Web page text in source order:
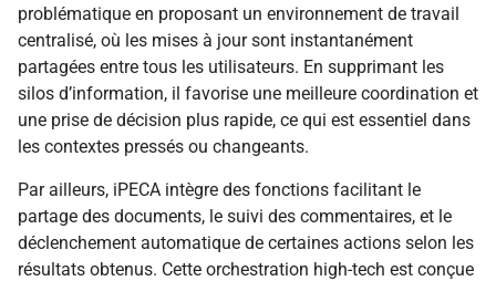
problématique en proposant un environnement de travail
centralisé, où les mises à jour sont instantanément
partagées entre tous les utilisateurs. En supprimant les
silos d’information, il favorise une meilleure coordination et
une prise de décision plus rapide, ce qui est essentiel dans
les contextes pressés ou changeants.
Par ailleurs, iPECA intègre des fonctions facilitant le
partage des documents, le suivi des commentaires, et le
déclenchement automatique de certaines actions selon les
résultats obtenus. Cette orchestration high-tech est conçue